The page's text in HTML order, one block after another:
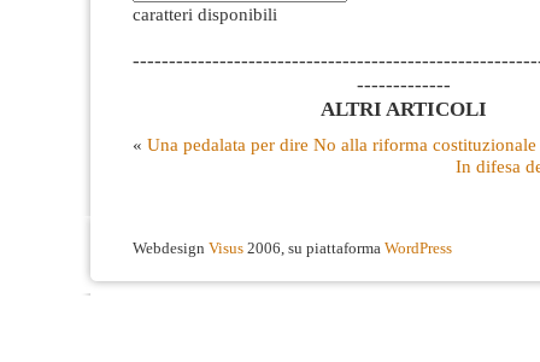
caratteri disponibili
-------------
ALTRI ARTICOLI
« Una pedalata per dire No alla riforma costituzionale
In difesa
Webdesign Visus 2006, su piattaforma WordPress